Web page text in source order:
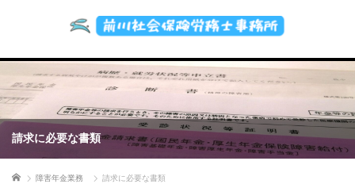
請求に必要な書類
ホーム 障害年金業務 請求に必要な書類